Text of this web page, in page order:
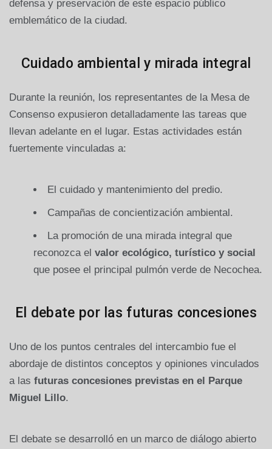
defensa y preservación de este espacio público
emblemático de la ciudad.
Cuidado ambiental y mirada integral
Durante la reunión, los representantes de la Mesa de
Consenso expusieron detalladamente las tareas que
llevan adelante en el lugar. Estas actividades están
fuertemente vinculadas a:
El cuidado y mantenimiento del predio.
Campañas de concientización ambiental.
La promoción de una mirada integral que
reconozca el valor ecológico, turístico y social
que posee el principal pulmón verde de Necochea.
El debate por las futuras concesiones
Uno de los puntos centrales del intercambio fue el
abordaje de distintos conceptos y opiniones vinculados
a las futuras concesiones previstas en el Parque
Miguel Lillo.
El debate se desarrolló en un marco de diálogo abierto